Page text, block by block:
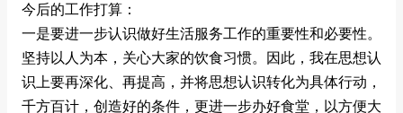
今后的工作打算：
一是要进一步认识做好生活服务工作的重要性和必要性。
坚持以人为本，关心大家的饮食习惯。因此，我在思想认
识上要再深化、再提高，并将思想认识转化为具体行动，
千方百计，创造好的条件，更进一步办好食堂，以方便大